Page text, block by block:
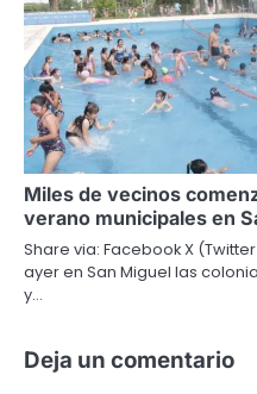
Miles de vecinos
verano municipales en
Share via: Facebook X
ayer en San Miguel las
y…
Deja un comentario